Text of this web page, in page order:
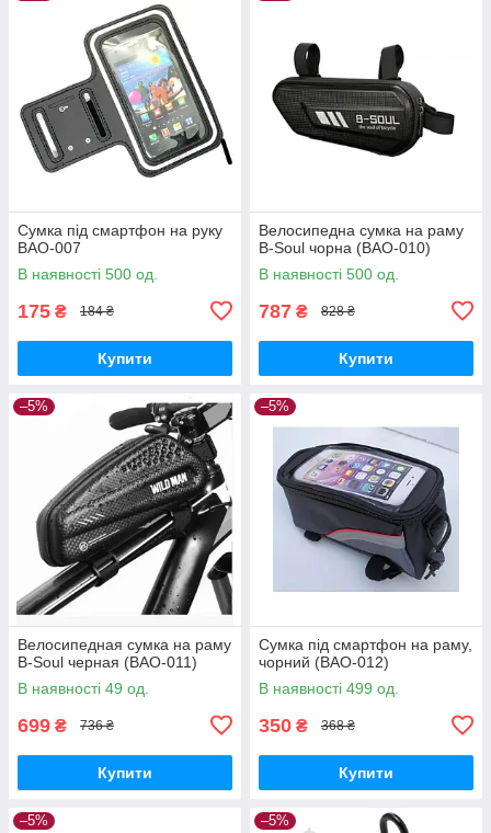
Сумка під смартфон на руку
BAO-007
В наявності 500 од.
175 ₴ 184 ₴
Купити
Велосипедна сумка на раму
B-Soul чорна (BAO-010)
В наявності 500 од.
787 ₴ 828 ₴
Купити
–5%
Велосипедная сумка на раму
B-Soul черная (BAO-011)
В наявності 49 од.
699 ₴ 736 ₴
Купити
–5%
Сумка під смартфон на раму,
чорний (BAO-012)
В наявності 499 од.
350 ₴ 368 ₴
Купити
–5% –5%